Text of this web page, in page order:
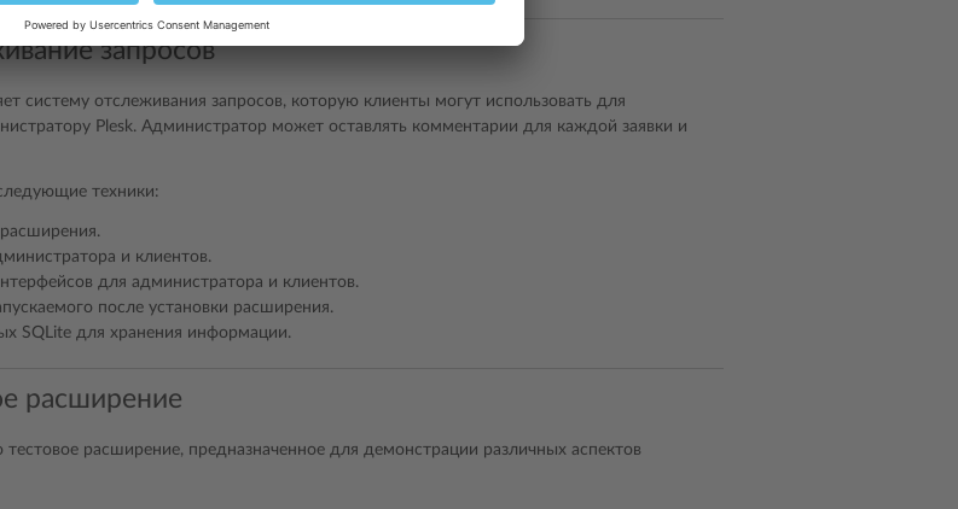
запросов
систему отслеживания запросов, которую клиенты могут использовать для
Plesk. Администратор может оставлять комментарии для каждой заявки и
техники:
и клиентов.
для администратора и клиентов.
после установки расширения.
SQLite для хранения информации.
расширение
тестовое расширение, предназначенное для демонстрации различных аспектов